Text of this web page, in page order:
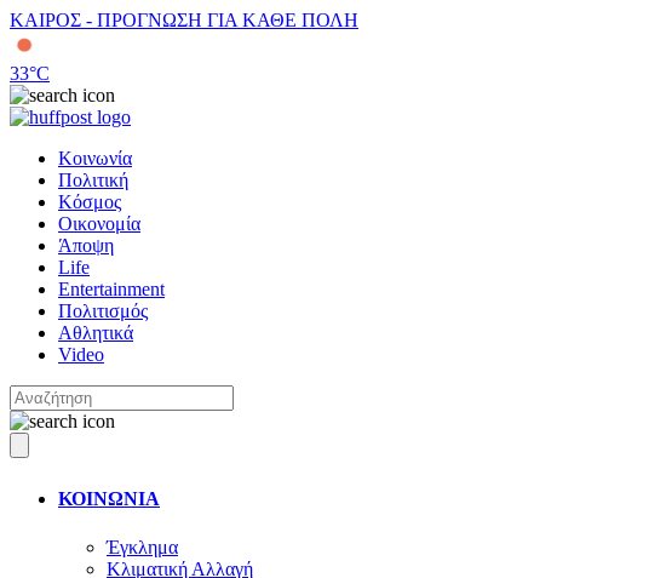
ΚΑΙΡΟΣ - ΠΡΟΓΝΩΣΗ ΓΙΑ ΚΑΘΕ ΠΟΛΗ
33°C
Κοινωνία
Πολιτική
Κόσμος
Οικονομία
Άποψη
Life
Entertainment
Πολιτισμός
Αθλητικά
Video
ΚΟΙΝΩΝΙΑ
Έγκλημα
Κλιματική Αλλαγή